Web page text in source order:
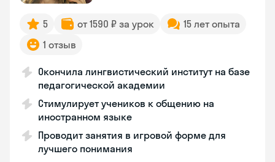
5 от 1590 ₽ за урок
15 лет опыта
1 отзыв
Окончила лингвистический институт на базе
педагогической академии
Стимулирует учеников к общению на
иностранном языке
Проводит занятия в игровой форме для
лучшего понимания